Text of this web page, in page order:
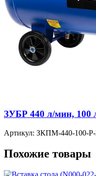
ЗУБР 440 л/мин, 100
Артикул: ЗКПМ-440-100-Р-
Похожие товары